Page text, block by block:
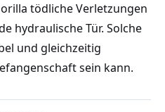
tödliche Verletzungen
hydraulische Tür. Solche
und gleichzeitig
sein kann.